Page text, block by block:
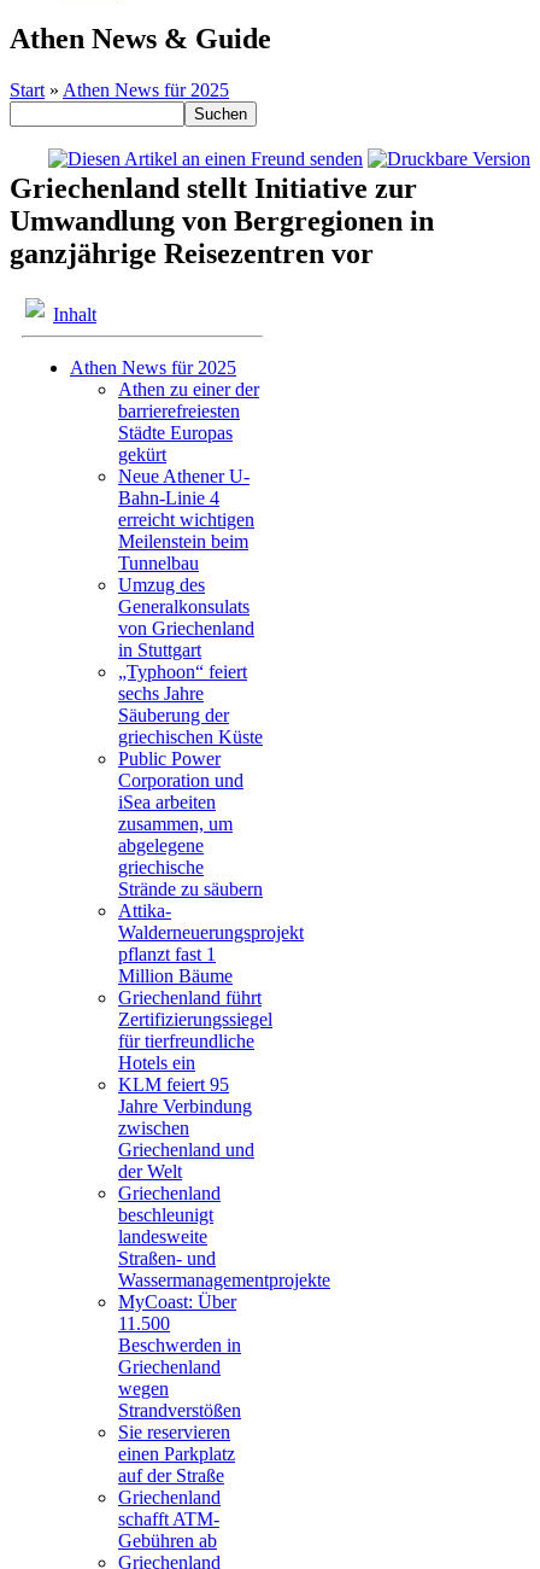
Athen News & Guide
Start » Athen News für 2025
Griechenland stellt Initiative zur
Umwandlung von Bergregionen in
ganzjährige Reisezentren vor
Inhalt
Athen News für 2025
Athen zu einer der
barrierefreiesten
Städte Europas
gekürt
Neue Athener U-
Bahn-Linie 4
erreicht wichtigen
Meilenstein beim
Tunnelbau
Umzug des
Generalkonsulats
von Griechenland
in Stuttgart
„Typhoon“ feiert
sechs Jahre
Säuberung der
griechischen Küste
Public Power
Corporation und
iSea arbeiten
zusammen, um
abgelegene
griechische
Strände zu säubern
Attika-
Walderneuerungsprojekt
pflanzt fast 1
Million Bäume
Griechenland führt
Zertifizierungssiegel
für tierfreundliche
Hotels ein
KLM feiert 95
Jahre Verbindung
zwischen
Griechenland und
der Welt
Griechenland
beschleunigt
landesweite
Straßen- und
Wassermanagementprojekte
MyCoast: Über
11.500
Beschwerden in
Griechenland
wegen
Strandverstößen
Sie reservieren
einen Parkplatz
auf der Straße
Griechenland
schafft ATM-
Gebühren ab
Griechenland